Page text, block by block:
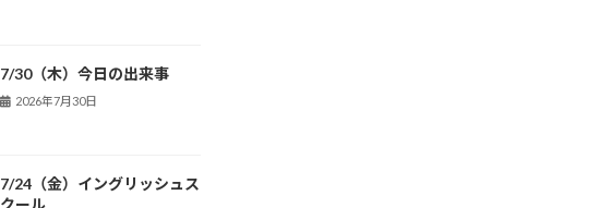
7/30（木）今日の出来事
2026年7月30日
7/24（金）イングリッシュス